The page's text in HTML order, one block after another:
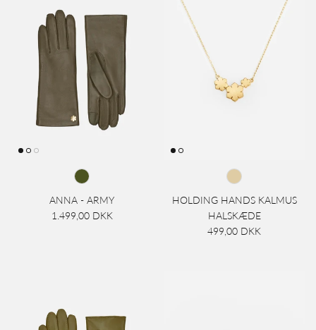
ANNA - ARMY
1.499,00 DKK
HOLDING HANDS KALMUS
HALSKÆDE
499,00 DKK